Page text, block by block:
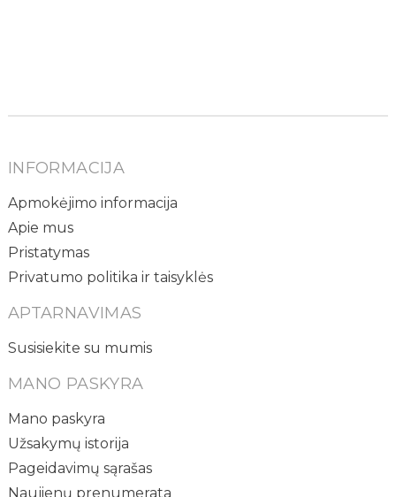
INFORMACIJA
Apmokėjimo informacija
Apie mus
Pristatymas
Privatumo politika ir taisyklės
APTARNAVIMAS
Susisiekite su mumis
MANO PASKYRA
Mano paskyra
Užsakymų istorija
Pageidavimų sąrašas
Naujienų prenumerata